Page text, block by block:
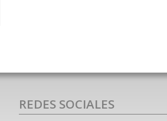
REDES SOCIALES